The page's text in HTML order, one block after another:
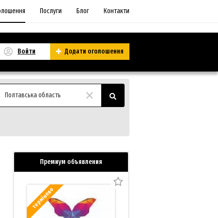
Послуги Блог Контакти
Войти Додати оголошення
Полтавська область
Премиум объявления
терміново